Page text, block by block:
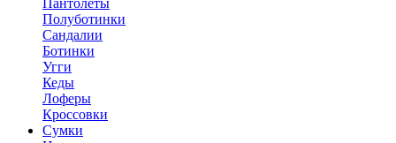
Пантолеты
Полуботинки
Сандалии
Ботинки
Угги
Кеды
Лоферы
Кроссовки
Сумки